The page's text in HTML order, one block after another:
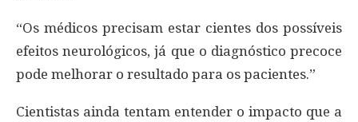
“Os médicos precisam estar cientes dos possíveis
efeitos neurológicos, já que o diagnóstico precoce
pode melhorar o resultado para os pacientes.”
Cientistas ainda tentam entender o impacto que a